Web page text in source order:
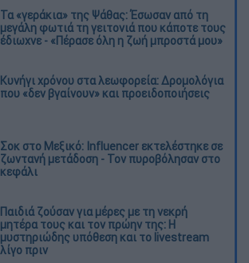
Τα «γεράκια» της Ψάθας: Έσωσαν από τη
μεγάλη φωτιά τη γειτονιά που κάποτε τους
έδιωχνε - «Πέρασε όλη η ζωή μπροστά μου»
Κυνήγι χρόνου στα λεωφορεία: Δρομολόγια
που «δεν βγαίνουν» και προειδοποιήσεις
Σοκ στο Μεξικό: Influencer εκτελέστηκε σε
ζωντανή μετάδοση - Τον πυροβόλησαν στο
κεφάλι
Παιδιά ζούσαν για μέρες με τη νεκρή
μητέρα τους και τον πρώην της: Η
μυστηριώδης υπόθεση και το livestream
λίγο πριν